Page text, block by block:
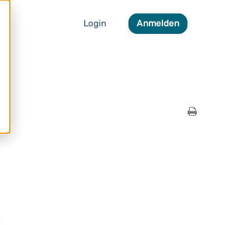
Login Anmelden